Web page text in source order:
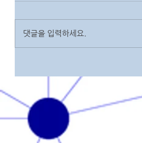
댓글을 입력하세요.